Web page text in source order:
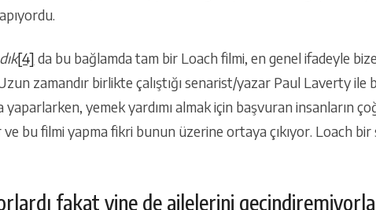
[4] da bu bağlamda tam bir Loach filmi, en genel ifadeyle
zamandır birlikte çalıştığı senarist/yazar Paul Laverty ile
yaparlarken, yemek yardımı almak için başvuran insanların
bu filmi yapma fikri bunun üzerine ortaya çıkıyor. Loach bir
fakat yine de ailelerini